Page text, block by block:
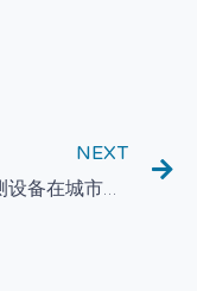
NEXT
水质监测设备在城市供水安全中的应用研究